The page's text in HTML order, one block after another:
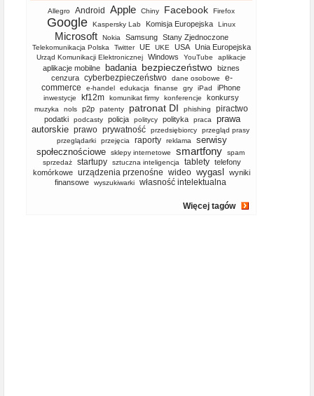
Allegro Android Apple Chiny Facebook Firefox
Google Kaspersky Lab Komisja Europejska Linux
Microsoft Nokia Samsung Stany Zjednoczone
Telekomunikacja Polska Twitter UE UKE USA Unia Europejska
Urząd Komunikacji Elektronicznej Windows YouTube aplikacje
aplikacje mobilne badania bezpieczeństwo biznes
cenzura cyberbezpieczeństwo dane osobowe
e-
commerce
e-handel edukacja finanse gry iPad iPhone
inwestycje kf12m komunikat firmy konferencje konkursy
muzyka nols p2p patenty patronat DI phishing piractwo
podatki podcasty policja politycy polityka praca
prawa
autorskie prawo prywatność przedsiębiorcy
przegląd prasy
przeglądarki
przejęcia raporty reklama
serwisy
społecznościowe
sklepy internetowe smartfony
spam
sprzedaż
startupy sztuczna inteligencja tablety telefony
komórkowe
urządzenia przenośne wideo wygasl
wyniki
finansowe
wyszukiwarki własność intelektualna
Więcej tagów